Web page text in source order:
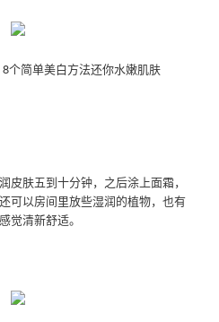
个简单美白方法还你水嫩肌肤
皮肤五到十分钟，之后涂上面霜，
可以房间里放些湿润的植物，也有
觉清新舒适。